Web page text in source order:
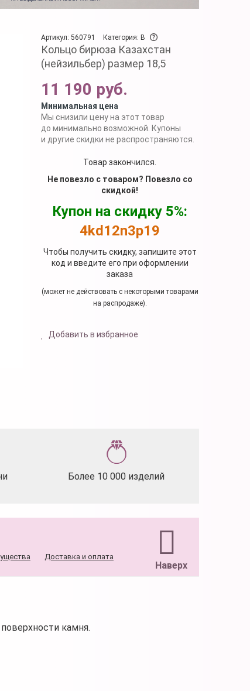
Артикул: 560791
Категория: B
Кольцо бирюза Казахстан
(нейзильбер) размер 18,5
11 190 руб.
Минимальная цена
Мы снизили цену на этот товар
до минимально возможной. Купоны
и другие скидки не распространяются.
Товар закончился.
Не повезло с товаром? Повезло со
скидкой!
Купон на скидку 5%:
4kd12n3p19
Чтобы получить скидку, запишите этот
код и введите его при оформлении
заказа
(может не действовать с некоторыми товарами
на распродаже).
Добавить в избранное
Более 10 000 изделий
Наверх
Доставка и оплата
камня.